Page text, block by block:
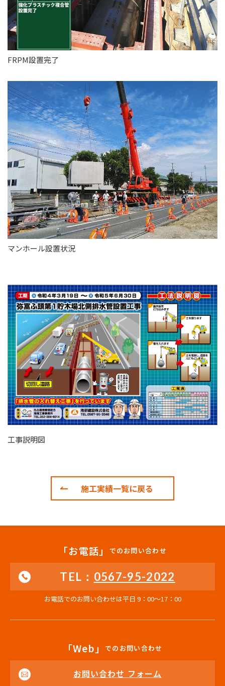
FRPM設置完了
マンホール設置状況
工事説明図
施工実績一覧に戻る
「お電話」 でのお問い合わせ
TEL： 0567-95-2022
お電話でのお問い合わせは平日 9：00〜17：00
「Web」でのお問い合わせ
お問い合わせ フォーム